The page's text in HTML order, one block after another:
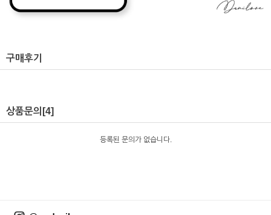
구매후기
상품문의 [4]
등록된 문의가 없습니다.